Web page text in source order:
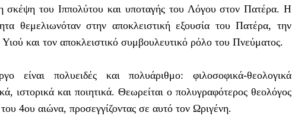
σκέψη του Ιππολύτου και υποταγής του Λόγου στον Πατέρα. Η
θεμελιωνόταν στην αποκλειστική εξουσία του Πατέρα, την
και τον αποκλειστικό συμβουλευτικό ρόλο του Πνεύματος.
είναι πολυειδές και πολυάριθμο: φιλοσοφικά-θεολογικά
ιστορικά και ποιητικά. Θεωρείται ο πολυγραφότερος θεολόγος
4ου αιώνα, προσεγγίζοντας σε αυτό τον Ωριγένη.